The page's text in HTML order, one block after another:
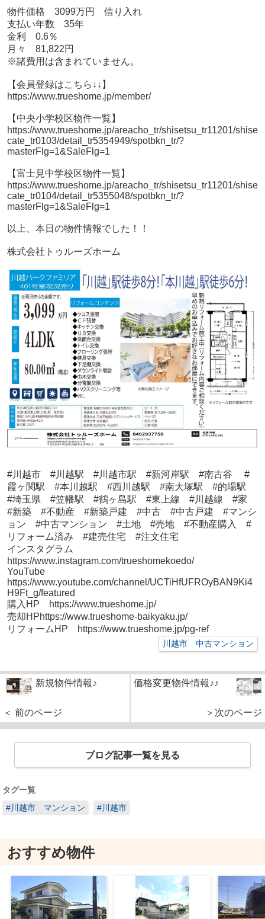
物件価格 3099万円 借り入れ
支払い年数 35年
金利 0.6％
月々 81,822円
※諸費用は含まれていません。
【会員登録はこちら↓↓】
https://www.trueshome.jp/member/
【中央小学校区物件一覧】
https://www.trueshome.jp/areacho_tr/shisetsu_tr11201/shise
cate_tr0103/detail_tr5354949/spotbkn_tr/?
masterFlg=1&SaleFlg=1
【富士見中学校区物件一覧】
https://www.trueshome.jp/areacho_tr/shisetsu_tr11201/shise
cate_tr0104/detail_tr5355048/spotbkn_tr/?
masterFlg=1&SaleFlg=1
以上、本日の物件情報でした！！
株式会社トゥルーズホーム
#川越市 #川越駅 #川越市駅 #新河岸駅 #南古谷 #
霞ヶ関駅 #本川越駅 #西川越駅 #南大塚駅 #的場駅
#埼玉県 #笠幡駅 #鶴ヶ島駅 #東上線 #川越線 #家
#新築 #不動産 #新築戸建 #中古 #中古戸建 #マンシ
ョン #中古マンション #土地 #売地 #不動産購入 #
リフォーム済み #建売住宅 #注文住宅
インスタグラム
https://www.instagram.com/trueshomekoedo/
YouTube
https://www.youtube.com/channel/UCTiHfUFROyBAN9Ki4
H9Ft_g/featured
購入HP https://www.trueshome.jp/
売却HPhttps://www.trueshome-baikyaku.jp/
リフォームHP https://www.trueshome.jp/pg-ref
川越市 中古マンション
新規物件情報♪
＜ 前のページ
価格変更物件情報♪♪
＞次のページ
ブログ記事一覧を見る
タグ一覧
#川越市 マンション
#川越市
おすすめ物件